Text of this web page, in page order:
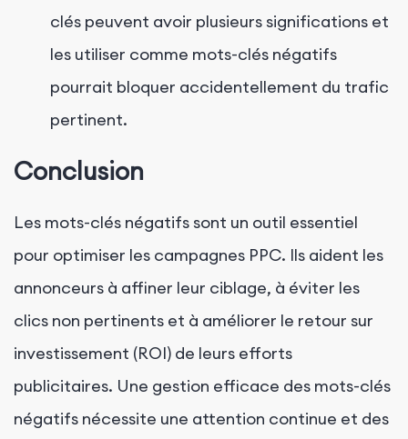
clés peuvent avoir plusieurs significations et
les utiliser comme mots-clés négatifs
pourrait bloquer accidentellement du trafic
pertinent.
Conclusion
Les mots-clés négatifs sont un outil essentiel
pour optimiser les campagnes PPC. Ils aident les
annonceurs à affiner leur ciblage, à éviter les
clics non pertinents et à améliorer le retour sur
investissement (ROI) de leurs efforts
publicitaires. Une gestion efficace des mots-clés
négatifs nécessite une attention continue et des